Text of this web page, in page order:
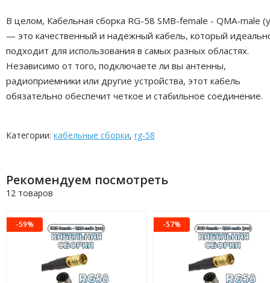
В целом, Кабельная сборка RG-58 SMB-female - QMA-male
— это качественный и надежный кабель, который
подходит для использования в самых разных областях.
Независимо от того, подключаете ли вы антенны,
радиоприемники или другие устройства, этот кабель
обязательно обеспечит четкое и стабильное соединение.
Категории: кабельные сборки, rg-58
Рекомендуем посмотреть
12 товаров
-59% -57%